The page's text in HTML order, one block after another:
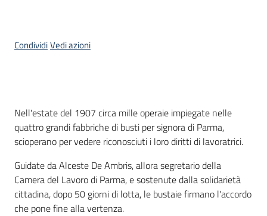
Guglielmi
Seguici
su
CondividiVedi azioni
Cos'è
Nell'estate del 1907 circa mille operaie impiegate nelle
quattro grandi fabbriche di busti per signora di Parma,
scioperano per vedere riconosciuti i loro diritti di lavoratrici.
Guidate da Alceste De Ambris, allora segretario della
Camera del Lavoro di Parma, e sostenute dalla solidarietà
cittadina, dopo 50 giorni di lotta, le bustaie firmano l'accordo
che pone fine alla vertenza.